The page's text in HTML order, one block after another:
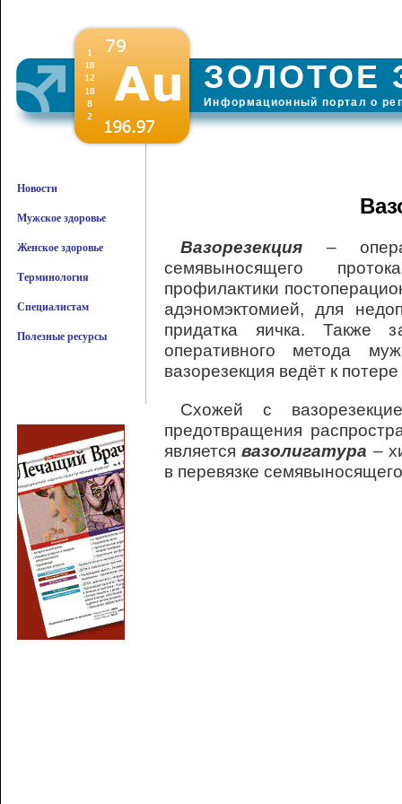
ЗОЛОТОЕ
Информационный портал о
Новости
Мужское здоровье
Женское здоровье
Терминология
Специалистам
Полезные ресурсы
Вазорезекция –
семявыносящего
профилактики
адэномэктомией, для
придатка яичка. Также
оперативного метода
вазорезекция ведёт к
Схожей с
предотвращения
являетсявазолигатура –
в перевязке